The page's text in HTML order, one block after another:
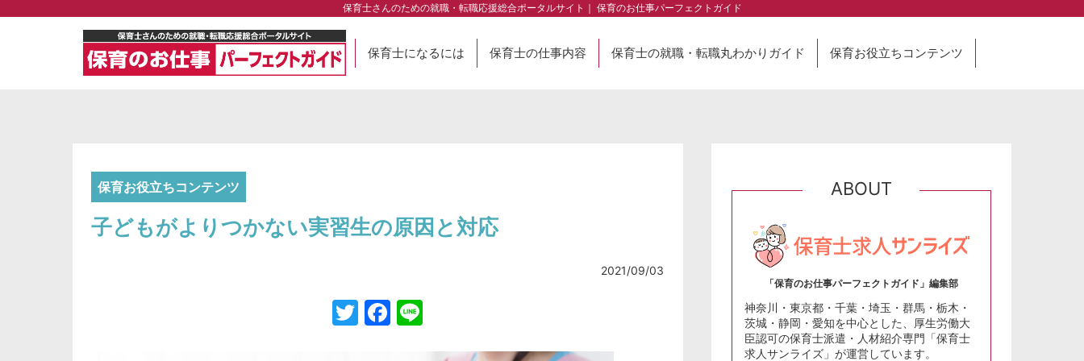
保育士さんのための就職・転職応援総合ポータルサイト｜ 保育のお仕事パーフェクトガイド
保育士になるには 保育士の仕事内容 保育士の就職・転職丸わかりガイド 保育お役立ちコンテンツ
保育お役立ちコンテンツ
子どもがよりつかない実習生の原因と対応
2021/09/03
TwitterFacebook
ABOUT
「保育のお仕事パーフェクトガイド」編集部
神奈川・東京都・千葉・埼玉・群馬・栃木・
茨城・静岡・愛知を中心とした、厚生労働大
臣認可の保育士派遣・人材紹介専門「保育士
求人サンライズ」が運営しています。